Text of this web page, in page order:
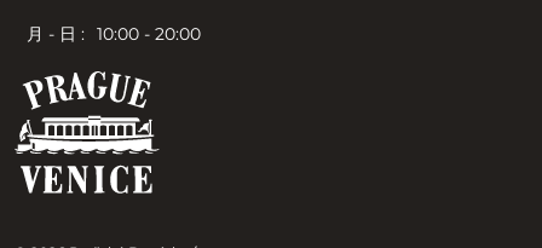
月 - 日 : 10:00 - 20:00